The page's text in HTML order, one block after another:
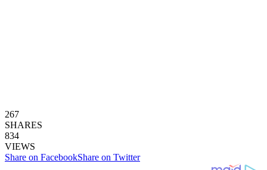
267
SHARES
834
VIEWS
Share on FacebookShare on Twitter